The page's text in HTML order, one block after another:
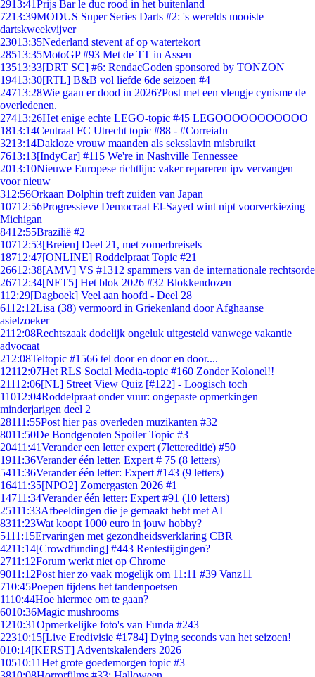
2913:41Prijs Bar le duc rood in het buitenland
7213:39MODUS Super Series Darts #2: 's werelds mooiste
dartskweekvijver
23013:35Nederland stevent af op watertekort
28513:35MotoGP #93 Met de TT in Assen
13513:33[DRT SC] #6: RendacGoden sponsored by TONZON
19413:30[RTL] B&B vol liefde 6de seizoen #4
24713:28Wie gaan er dood in 2026?Post met een vleugje cynisme de
overledenen.
27413:26Het enige echte LEGO-topic #45 LEGOOOOOOOOOOO
1813:14Centraal FC Utrecht topic #88 - #CorreiaIn
3213:14Dakloze vrouw maanden als seksslavin misbruikt
7613:13[IndyCar] #115 We're in Nashville Tennessee
2013:10Nieuwe Europese richtlijn: vaker repareren ipv vervangen
voor nieuw
312:56Orkaan Dolphin treft zuiden van Japan
10712:56Progressieve Democraat El-Sayed wint nipt voorverkiezing
Michigan
8412:55Brazilië #2
10712:53[Breien] Deel 21, met zomerbreisels
18712:47[ONLINE] Roddelpraat Topic #21
26612:38[AMV] VS #1312 spammers van de internationale rechtsorde
26712:34[NET5] Het blok 2026 #32 Blokkendozen
112:29[Dagboek] Veel aan hoofd - Deel 28
6112:12Lisa (38) vermoord in Griekenland door Afghaanse
asielzoeker
2112:08Rechtszaak dodelijk ongeluk uitgesteld vanwege vakantie
advocaat
212:08Teltopic #1566 tel door en door en door....
12112:07Het RLS Social Media-topic #160 Zonder Kolonel!!
21112:06[NL] Street View Quiz [#122] - Loogisch toch
11012:04Roddelpraat onder vuur: ongepaste opmerkingen
minderjarigen deel 2
28111:55Post hier pas overleden muzikanten #32
8011:50De Bondgenoten Spoiler Topic #3
20411:41Verander een letter expert (7lettereditie) #50
1911:36Verander één letter. Expert # 75 (8 letters)
5411:36Verander één letter: Expert #143 (9 letters)
16411:35[NPO2] Zomergasten 2026 #1
14711:34Verander één letter: Expert #91 (10 letters)
25111:33Afbeeldingen die je gemaakt hebt met AI
8311:23Wat koopt 1000 euro in jouw hobby?
5111:15Ervaringen met gezondheidsverklaring CBR
4211:14[Crowdfunding] #443 Rentestijgingen?
2711:12Forum werkt niet op Chrome
9011:12Post hier zo vaak mogelijk om 11:11 #39 Vanz11
710:45Poepen tijdens het tandenpoetsen
1110:44Hoe hiermee om te gaan?
6010:36Magic mushrooms
1210:31Opmerkelijke foto's van Funda #243
22310:15[Live Eredivisie #1784] Dying seconds van het seizoen!
010:14[KERST] Adventskalenders 2026
10510:11Het grote goedemorgen topic #3